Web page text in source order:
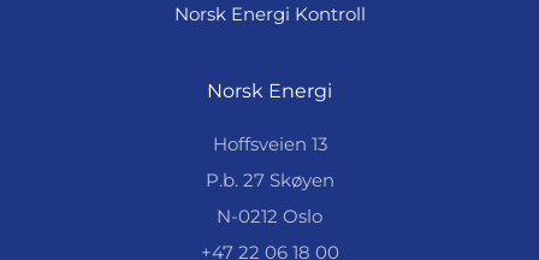
Norsk Energi Kontroll
Norsk Energi
Hoffsveien 13
P.b. 27 Skøyen
N-0212 Oslo
+47 22 06 18 00